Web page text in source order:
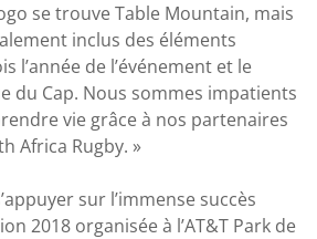
se trouve Table Mountain, mais
inclus des éléments
l’année de l’événement et le
du Cap. Nous sommes impatients
vie grâce à nos partenaires
Africa Rugby. »
sur l’immense succès
2018 organisée à l’AT&T Park de